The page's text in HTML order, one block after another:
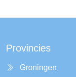
Provincies
Groningen